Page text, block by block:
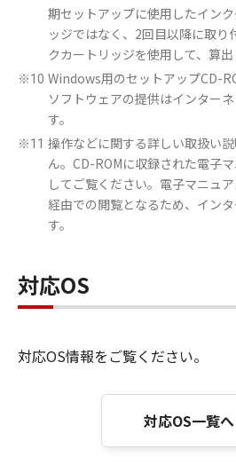
期セットアップに使用したイン
ッジではなく、2回目以降に取り
クカートリッジを使用して、算出
※10 Windows用のセットアップCD-
ソフトウェアの提供はインター
す。
※11 操作などに関する詳しい取扱い
ん。CD-ROMに収録された電子
してご覧ください。電子マニュ
経由での閲覧となるため、イン
す。
対応OS
対応OS情報をご覧ください。
対応OS一覧へ